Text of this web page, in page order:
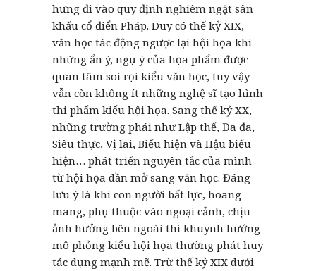
hưng đi vào quy định nghiêm ngặt sân
khấu cổ điển Pháp. Duy có thế kỷ XIX,
văn học tác động ngược lại hội họa khi
những ẩn ý, ngụ ý của họa phẩm được
quan tâm soi rọi kiểu văn học, tuy vậy
vẫn còn không ít những nghệ sĩ tạo hình
thi phẩm kiểu hội họa. Sang thế kỷ XX,
những trường phái như Lập thể, Đa đa,
Siêu thực, Vị lai, Biểu hiện và Hậu biểu
hiện… phát triển nguyên tắc của mình
từ hội họa dần mở sang văn học. Đáng
lưu ý là khi con người bất lực, hoang
mang, phụ thuộc vào ngoại cảnh, chịu
ảnh hưởng bên ngoài thì khuynh hướng
mô phỏng kiểu hội họa thường phát huy
tác dụng mạnh mẽ. Trừ thế kỷ XIX dưới